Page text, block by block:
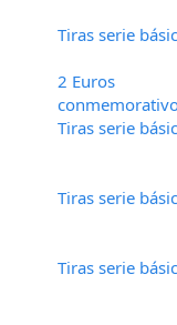
Tiras serie
2 Euros
Tiras serie
Tiras serie
Tiras serie